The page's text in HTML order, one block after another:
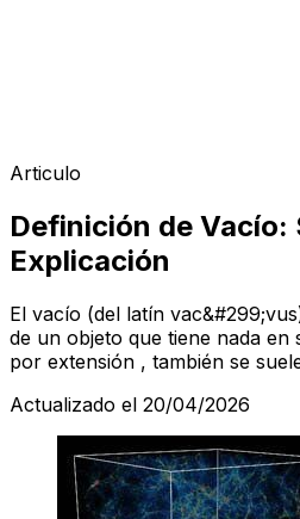
Articulo
Definición de Vacío:
Explicación
El vacío (del latín
de un objeto que tiene nada en
por extensión , también se
Actualizado el 20/04/2026